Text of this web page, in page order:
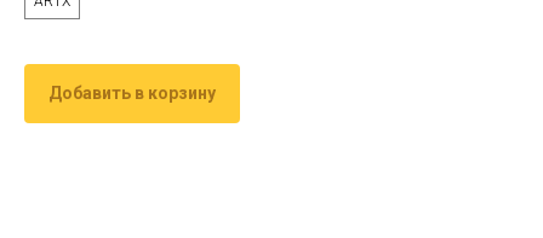
Добавить в корзину